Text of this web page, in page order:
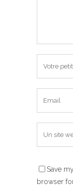
Save
browser